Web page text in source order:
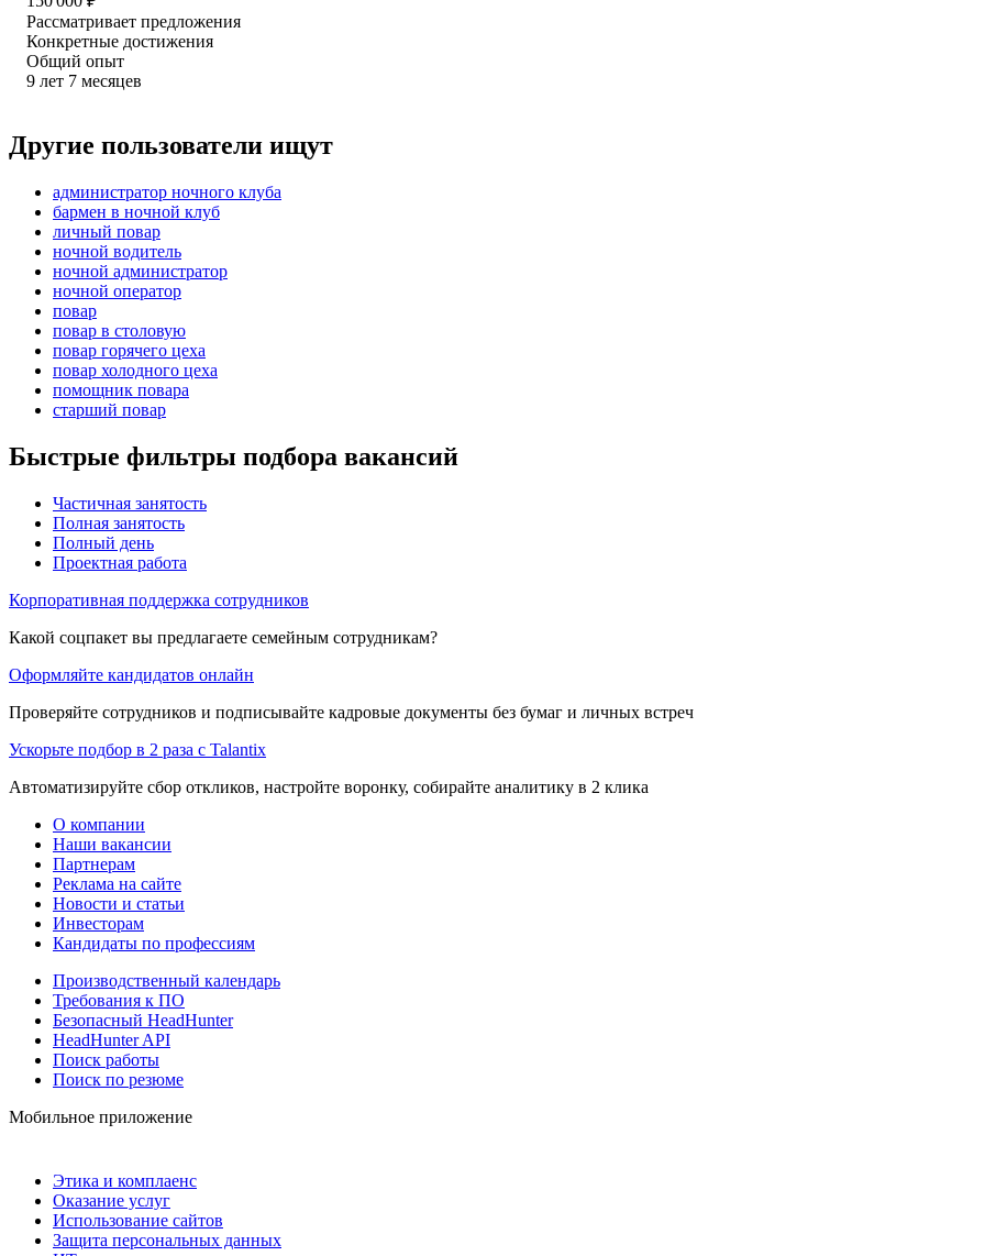
Рассматривает предложения
Конкретные достижения
Общий опыт
9 лет 7 месяцев
Другие пользователи ищут
администратор ночного клуба
бармен в ночной клуб
личный повар
ночной водитель
ночной администратор
ночной оператор
повар
повар в столовую
повар горячего цеха
повар холодного цеха
помощник повара
старший повар
Быстрые фильтры подбора вакансий
Частичная занятость
Полная занятость
Полный день
Проектная работа
Корпоративная поддержка сотрудников
Какой соцпакет вы предлагаете семейным сотрудникам?
Оформляйте кандидатов онлайн
Проверяйте сотрудников и подписывайте кадровые документы без бумаг и личных встреч
Ускорьте подбор в 2 раза с Talantix
Автоматизируйте сбор откликов, настройте воронку, собирайте аналитику в 2 клика
О компании
Наши вакансии
Партнерам
Реклама на сайте
Новости и статьи
Инвесторам
Кандидаты по профессиям
Производственный календарь
Требования к ПО
Безопасный HeadHunter
HeadHunter API
Поиск работы
Поиск по резюме
Мобильное приложение
Этика и комплаенс
Оказание услуг
Использование сайтов
Защита персональных данных